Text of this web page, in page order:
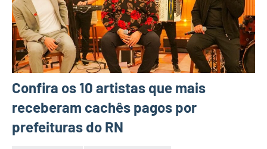
Confira os 10 artistas que mais
receberam cachês pagos por
prefeituras do RN